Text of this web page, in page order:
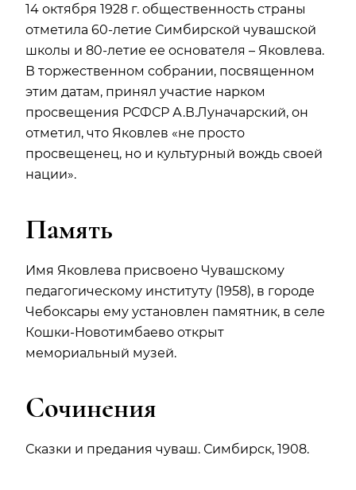
14 октября 1928 г. общественность страны
отметила 60-летие Симбирской чувашской
школы и 80-летие ее основателя – Яковлева.
В торжественном собрании, посвященном
этим датам, принял участие нарком
просвещения РСФСР А.В.Луначарский, он
отметил, что Яковлев «не просто
просвещенец, но и культурный вождь своей
нации».
Память
Имя Яковлева присвоено Чувашскому
педагогическому институту (1958), в городе
Чебоксары ему установлен памятник, в селе
Кошки-Новотимбаево открыт
мемориальный музей.
Сочинения
Сказки и предания чуваш. Симбирск, 1908.